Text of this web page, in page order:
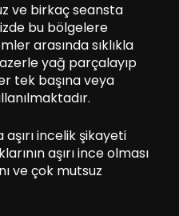
ve birkaç seansta
bu bölgelere
arasında sıklıkla
yağ parçalayıp
tek başına veya
aşırı incelik şikayeti
aşırı ince olması
ve çok mutsuz